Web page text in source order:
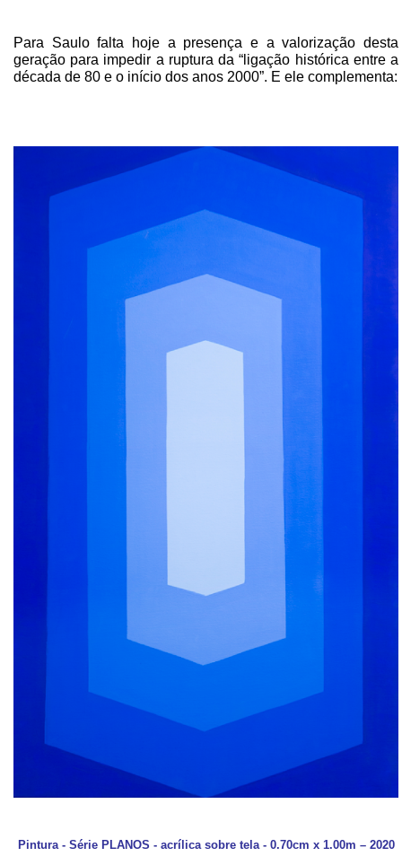
Para Saulo falta hoje a presença e a valorização desta
geração para impedir a ruptura da “ligação histórica entre a
década de 80 e o início dos anos 2000”. E ele complementa:
Pintura - Série PLANOS - acrílica sobre tela - 0.70cm x 1.00m – 2020